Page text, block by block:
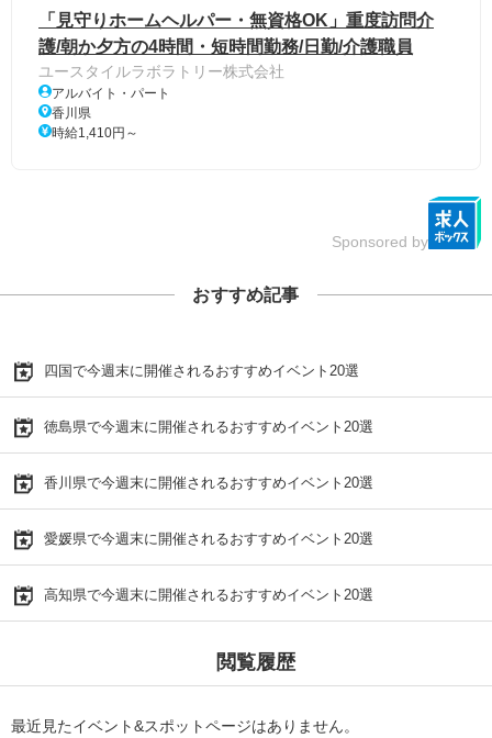
「見守りホームヘルパー・無資格OK」重度訪問介
護/朝か夕方の4時間・短時間勤務/日勤/介護職員
ユースタイルラボラトリー株式会社
アルバイト・パート
香川県
時給1,410円～
Sponsored by
おすすめ記事
四国で今週末に開催されるおすすめイベント20選
徳島県で今週末に開催されるおすすめイベント20選
香川県で今週末に開催されるおすすめイベント20選
愛媛県で今週末に開催されるおすすめイベント20選
高知県で今週末に開催されるおすすめイベント20選
閲覧履歴
最近見たイベント&スポットページはありません。